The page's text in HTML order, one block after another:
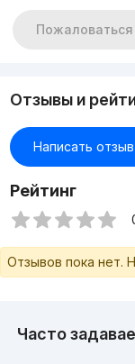
Пожаловаться
Отзывы и
Написать отзыв
Рейтинг
Отзывов пока нет.
Часто